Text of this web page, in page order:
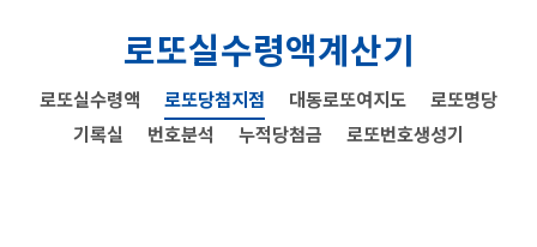
로또실수령액계산기
로또실수령액 로또당첨지점 대동로또여지도
로또명당
기록실
번호분석 누적당첨금 로또번호생성기